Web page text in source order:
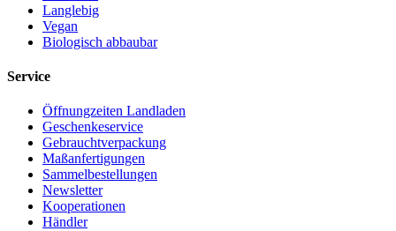
Langlebig
Vegan
Biologisch abbaubar
Service
Öffnungzeiten Landladen
Geschenkeservice
Gebrauchtverpackung
Maßanfertigungen
Sammelbestellungen
Newsletter
Kooperationen
Händler